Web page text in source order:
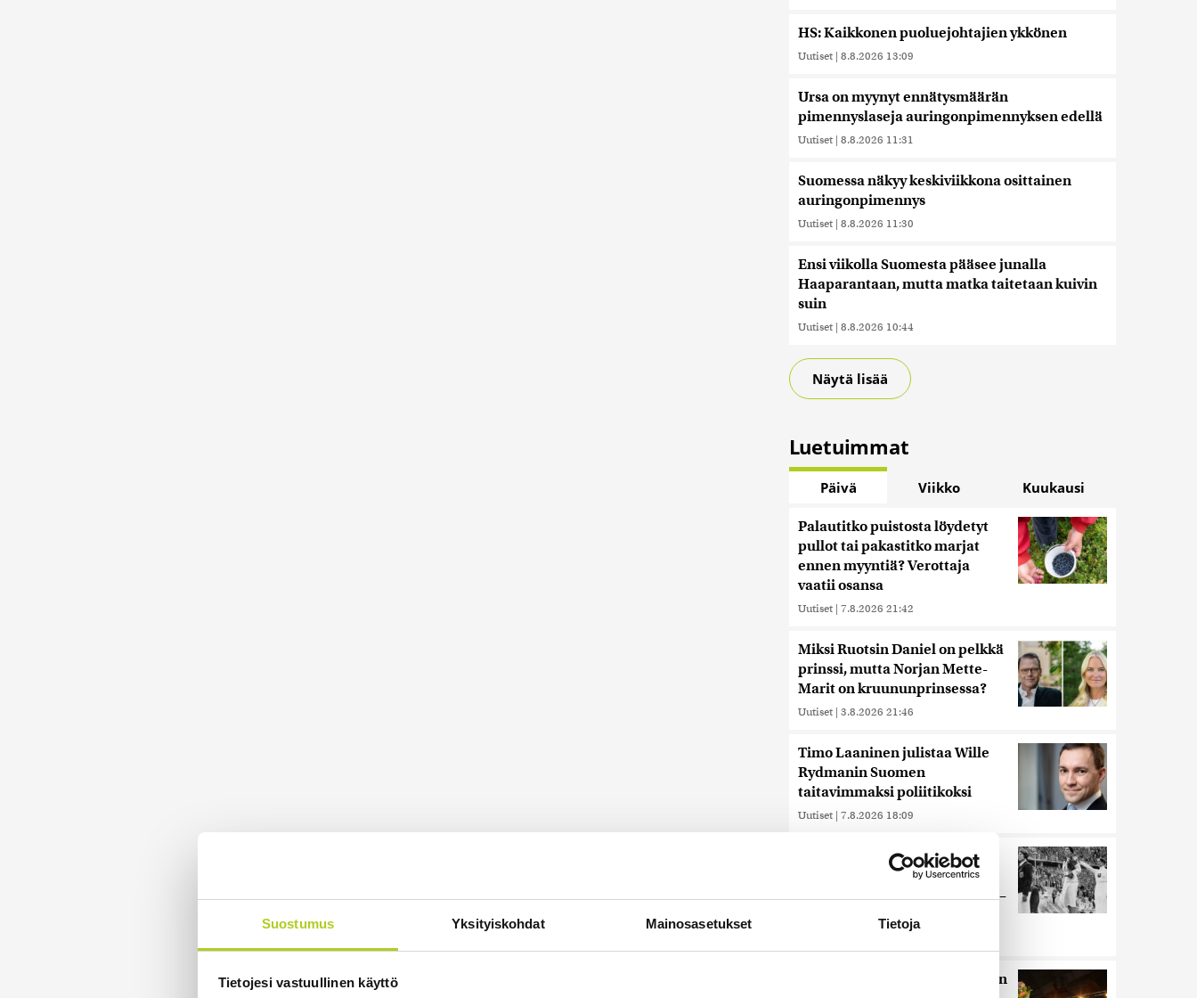
Suostumus Yksityiskohdat Mainosasetukset Tietoja
Tietojesi vastuullinen käyttö
HS: Kaikkonen puoluejohtajien ykkönen
Uutiset | 8.8.2026 13:09
Ursa on myynyt ennätysmäärän
pimennyslaseja auringonpimennyksen edellä
Uutiset | 8.8.2026 11:31
Suomessa näkyy keskiviikkona osittainen
auringonpimennys
Uutiset | 8.8.2026 11:30
Ensi viikolla Suomesta pääsee junalla
Haaparantaan, mutta matka taitetaan kuivin
suin
Uutiset | 8.8.2026 10:44
Näytä lisää
Luetuimmat
Päivä Viikko Kuukausi
Palautitko puistosta löydetyt
pullot tai pakastitko marjat
ennen myyntiä? Verottaja
vaatii osansa
Uutiset | 7.8.2026 21:42
Miksi Ruotsin Daniel on pelkkä
prinssi, mutta Norjan Mette-
Marit on kruununprinsessa?
Uutiset | 3.8.2026 21:46
Timo Laaninen julistaa Wille
Rydmanin Suomen
taitavimmaksi poliitikoksi
Uutiset | 7.8.2026 18:09
Juutalainen miekkailija voitti
natseille mitalin ja kohotti
kätensä Hitler-tervehdykseen –
Miksi ihmeessä?
HS: Kaikkonen puoluejohtajien